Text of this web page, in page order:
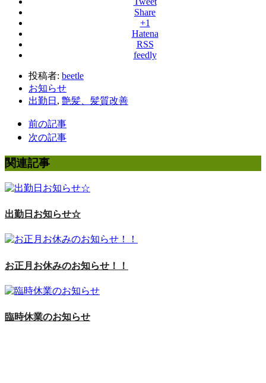
Share
+1
Hatena
RSS
feedly
投稿者: beetle
お知らせ
出勤日 , 艶髪、髪質改善
前の記事
次の記事
関連記事
出勤日お知らせ☆
お正月お休みのお知らせ！！
臨時休業のお知らせ